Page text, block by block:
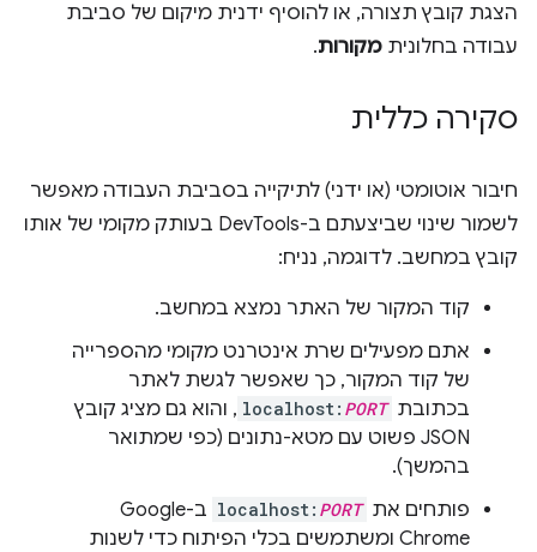
הצגת קובץ תצורה, או להוסיף ידנית מיקום של סביבת
עבודה בחלונית מקורות.
סקירה כללית
חיבור אוטומטי (או ידני) לתיקייה בסביבת העבודה מאפשר
לשמור שינוי שביצעתם ב-DevTools בעותק מקומי של אותו
קובץ במחשב. לדוגמה, נניח:
קוד המקור של האתר נמצא במחשב.
אתם מפעילים שרת אינטרנט מקומי מהספרייה
של קוד המקור, כך שאפשר לגשת לאתר
בכתובת
localhost: PORT
, והוא גם מציג קובץ
JSON פשוט עם מטא-נתונים (כפי שמתואר
בהמשך).
פותחים את
localhost: PORT
ב-Google
Chrome ומשתמשים בכלי הפיתוח כדי לשנות